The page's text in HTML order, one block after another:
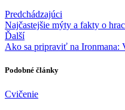
Predchádzajúci
Najčastejšie mýty a fakty o
Ďalší
Ako sa pripraviť na Ironmana:
Podobné články
Cvičenie